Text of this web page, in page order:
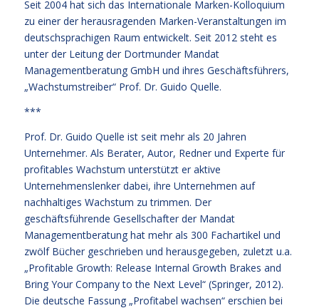
Seit 2004 hat sich das Internationale Marken-Kolloquium
zu einer der herausragenden Marken-Veranstaltungen im
deutschsprachigen Raum entwickelt. Seit 2012 steht es
unter der Leitung der Dortmunder Mandat
Managementberatung GmbH und ihres Geschäftsführers,
„Wachstumstreiber“ Prof. Dr. Guido Quelle.
***
Prof. Dr. Guido Quelle ist seit mehr als 20 Jahren
Unternehmer. Als Berater, Autor, Redner und Experte für
profitables Wachstum unterstützt er aktive
Unternehmenslenker dabei, ihre Unternehmen auf
nachhaltiges Wachstum zu trimmen. Der
geschäftsführende Gesellschafter der Mandat
Managementberatung hat mehr als 300 Fachartikel und
zwölf Bücher geschrieben und herausgegeben, zuletzt u.a.
„Profitable Growth: Release Internal Growth Brakes and
Bring Your Company to the Next Level“ (Springer, 2012).
Die deutsche Fassung „Profitabel wachsen“ erschien bei